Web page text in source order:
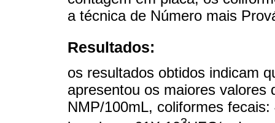
a técnica de Número mais
Resultados:
os resultados obtidos indicam
apresentou os maiores valores
NMP/100mL, coliformes